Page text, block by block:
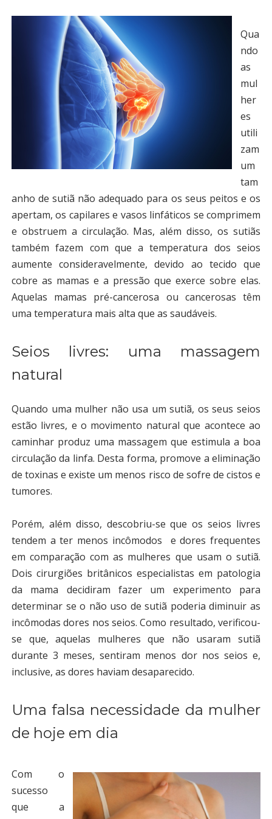
Qua
ndo
as
mul
her
es
utili
zam
um
tam
anho de sutiã não adequado para os seus peitos e os
apertam, os capilares e vasos linfáticos se comprimem
e obstruem a circulação. Mas, além disso, os sutiãs
também fazem com que a temperatura dos seios
aumente consideravelmente, devido ao tecido que
cobre as mamas e a pressão que exerce sobre elas.
Aquelas mamas pré-cancerosa ou cancerosas têm
uma temperatura mais alta que as saudáveis.
Seios livres: uma massagem
natural
Quando uma mulher não usa um sutiã, os seus seios
estão livres, e o movimento natural que acontece ao
caminhar produz uma massagem que estimula a boa
circulação da linfa. Desta forma, promove a eliminação
de toxinas e existe um menos risco de sofre de cistos e
tumores.
Porém, além disso, descobriu-se que os seios livres
tendem a ter menos incômodos e dores frequentes
em comparação com as mulheres que usam o sutiã.
Dois cirurgiões britânicos especialistas em patologia
da mama decidiram fazer um experimento para
determinar se o não uso de sutiã poderia diminuir as
incômodas dores nos seios. Como resultado, verificou-
se que, aquelas mulheres que não usaram sutiã
durante 3 meses, sentiram menos dor nos seios e,
inclusive, as dores haviam desaparecido.
Uma falsa necessidade da mulher
de hoje em dia
Com o
sucesso
que a